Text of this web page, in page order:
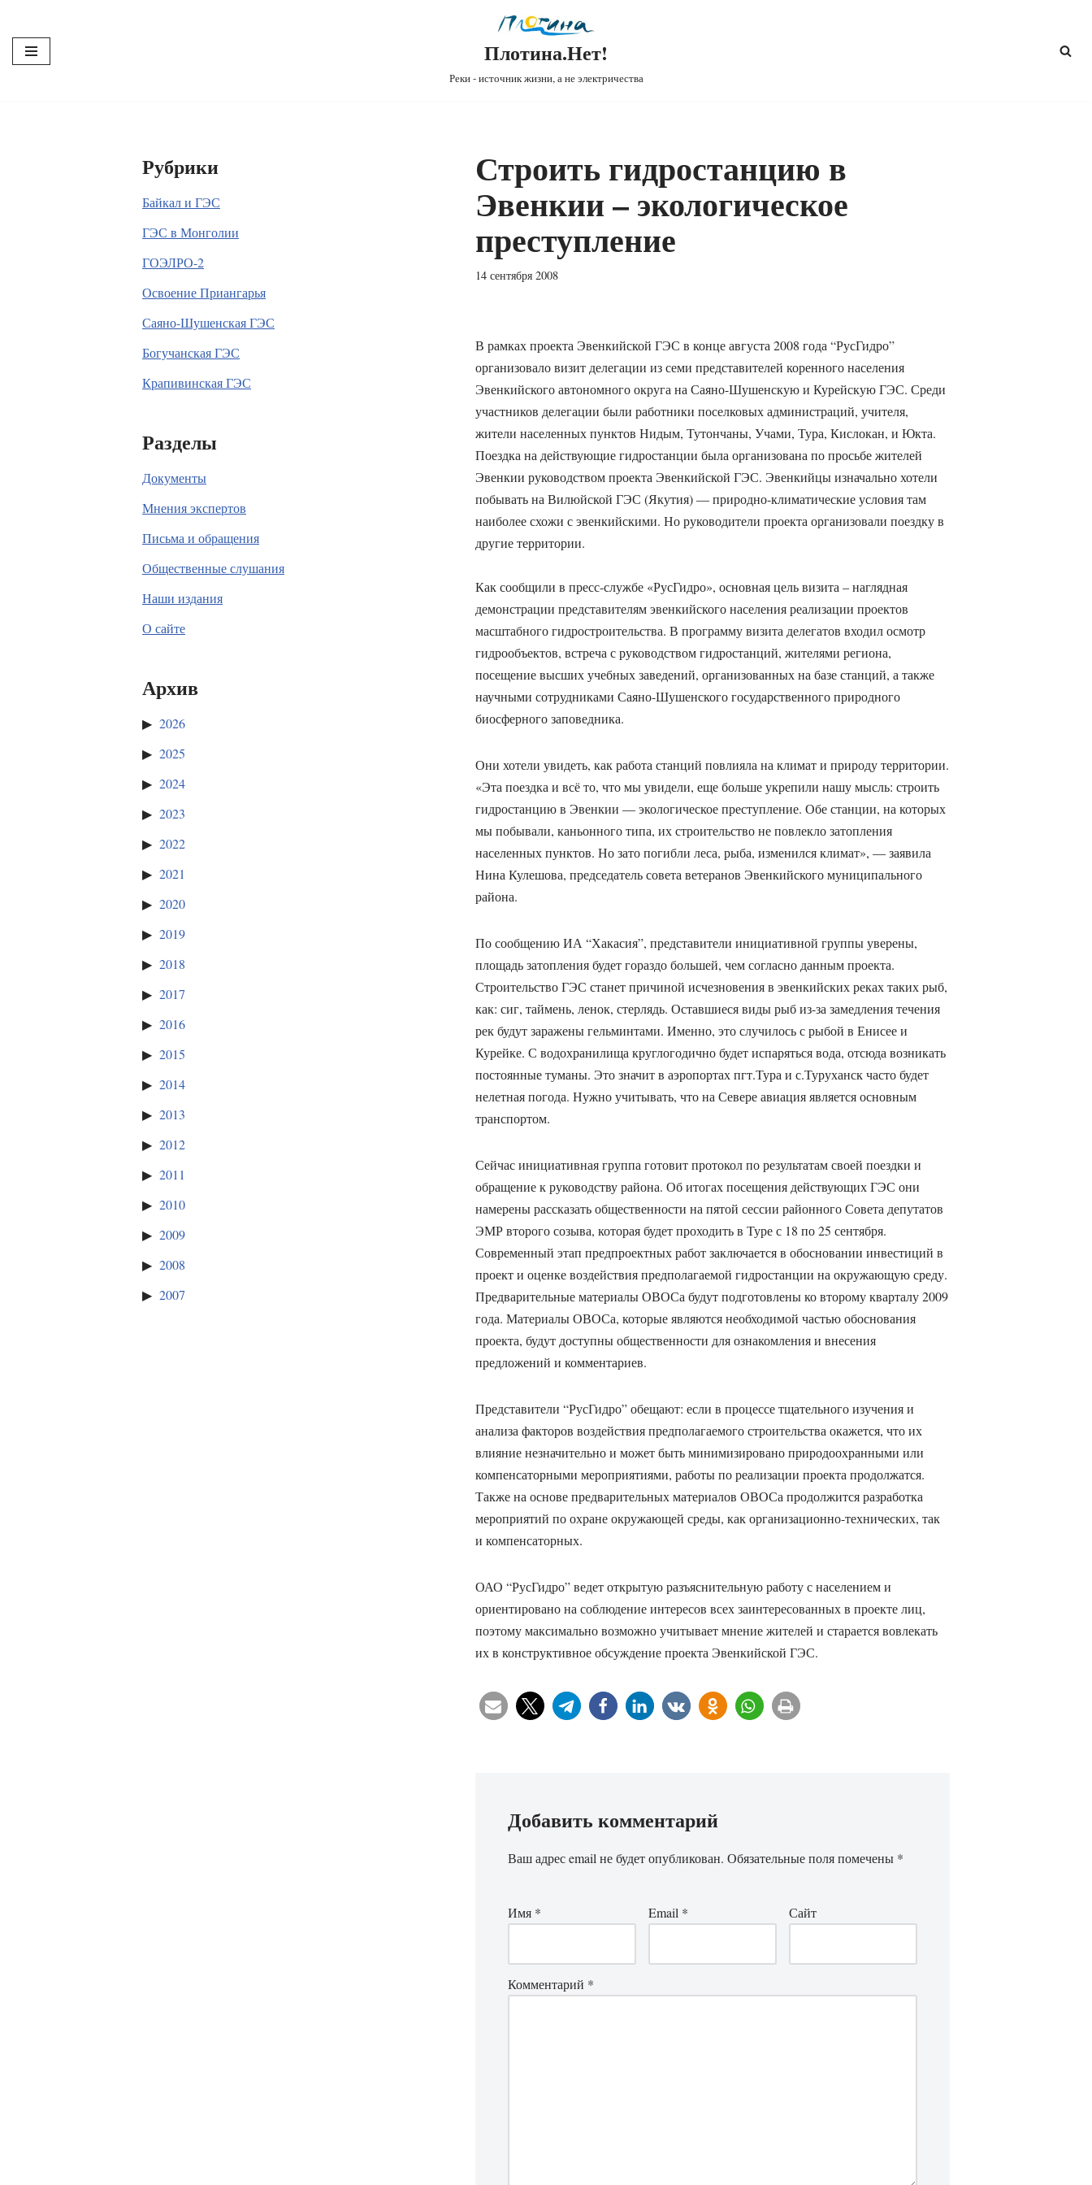
Перейти
к
Плотина.Нет!
Реки - источник жизни, а не электричества
Рубрики
Байкал и ГЭС
ГЭС в Монголии
ГОЭЛРО-2
Освоение Приангарья
Саяно-Шушенская ГЭС
Богучанская ГЭС
Крапивинская ГЭС
Разделы
Документы
Мнения экспертов
Письма и обращения
Общественные слушания
Наши издания
О сайте
Архив
2026
2025
2024
2023
2022
2021
2020
2019
2018
2017
2016
2015
2014
2013
2012
2011
2010
2009
2008
2007
Строить гидростанцию в
Эвенкии – экологическое
преступление
14 сентября 2008
В рамках проекта Эвенкийской ГЭС в конце августа 2008 года “РусГидро”
организовало визит делегации из семи представителей коренного населения
Эвенкийского автономного округа на Саяно-Шушенскую и Курейскую ГЭС. Среди
участников делегации были работники поселковых администраций, учителя,
жители населенных пунктов Нидым, Тутончаны, Учами, Тура, Кислокан, и Юкта.
Поездка на действующие гидростанции была организована по просьбе жителей
Эвенкии руководством проекта Эвенкийской ГЭС. Эвенкийцы изначально хотели
побывать на Вилюйской ГЭС (Якутия) — природно-климатические условия там
наиболее схожи с эвенкийскими. Но руководители проекта организовали поездку в
другие территории.
Как сообщили в пресс-службе «РусГидро», основная цель визита – наглядная
демонстрации представителям эвенкийского населения реализации проектов
масштабного гидростроительства. В программу визита делегатов входил осмотр
гидрообъектов, встреча с руководством гидростанций, жителями региона,
посещение высших учебных заведений, организованных на базе станций, а также
научными сотрудниками Саяно-Шушенского государственного природного
биосферного заповедника.
Они хотели увидеть, как работа станций повлияла на климат и природу территории.
«Эта поездка и всё то, что мы увидели, еще больше укрепили нашу мысль: строить
гидростанцию в Эвенкии — экологическое преступление. Обе станции, на которых
мы побывали, каньонного типа, их строительство не повлекло затопления
населенных пунктов. Но зато погибли леса, рыба, изменился климат», — заявила
Нина Кулешова, председатель совета ветеранов Эвенкийского муниципального
района.
По сообщению ИА “Хакасия”, представители инициативной группы уверены,
площадь затопления будет гораздо большей, чем согласно данным проекта.
Строительство ГЭС станет причиной исчезновения в эвенкийских реках таких рыб,
как: сиг, таймень, ленок, стерлядь. Оставшиеся виды рыб из-за замедления течения
рек будут заражены гельминтами. Именно, это случилось с рыбой в Енисее и
Курейке. С водохранилища круглогодично будет испаряться вода, отсюда возникать
постоянные туманы. Это значит в аэропортах пгт.Тура и с.Туруханск часто будет
нелетная погода. Нужно учитывать, что на Севере авиация является основным
транспортом.
Сейчас инициативная группа готовит протокол по результатам своей поездки и
обращение к руководству района. Об итогах посещения действующих ГЭС они
намерены рассказать общественности на пятой сессии районного Совета депутатов
ЭМР второго созыва, которая будет проходить в Туре с 18 по 25 сентября.
Современный этап предпроектных работ заключается в обосновании инвестиций в
проект и оценке воздействия предполагаемой гидростанции на окружающую среду.
Предварительные материалы ОВОСа будут подготовлены ко второму кварталу 2009
года. Материалы ОВОСа, которые являются необходимой частью обоснования
проекта, будут доступны общественности для ознакомления и внесения
предложений и комментариев.
Представители “РусГидро” обещают: если в процессе тщательного изучения и
анализа факторов воздействия предполагаемого строительства окажется, что их
влияние незначительно и может быть минимизировано природоохранными или
компенсаторными мероприятиями, работы по реализации проекта продолжатся.
Также на основе предварительных материалов ОВОСа продолжится разработка
мероприятий по охране окружающей среды, как организационно-технических, так
и компенсаторных.
ОАО “РусГидро” ведет открытую разъяснительную работу с населением и
ориентировано на соблюдение интересов всех заинтересованных в проекте лиц,
поэтому максимально возможно учитывает мнение жителей и старается вовлекать
их в конструктивное обсуждение проекта Эвенкийской ГЭС.
Добавить комментарий
Ваш адрес email не будет опубликован. Обязательные поля помечены *
Имя * Email * Сайт
Комментарий *